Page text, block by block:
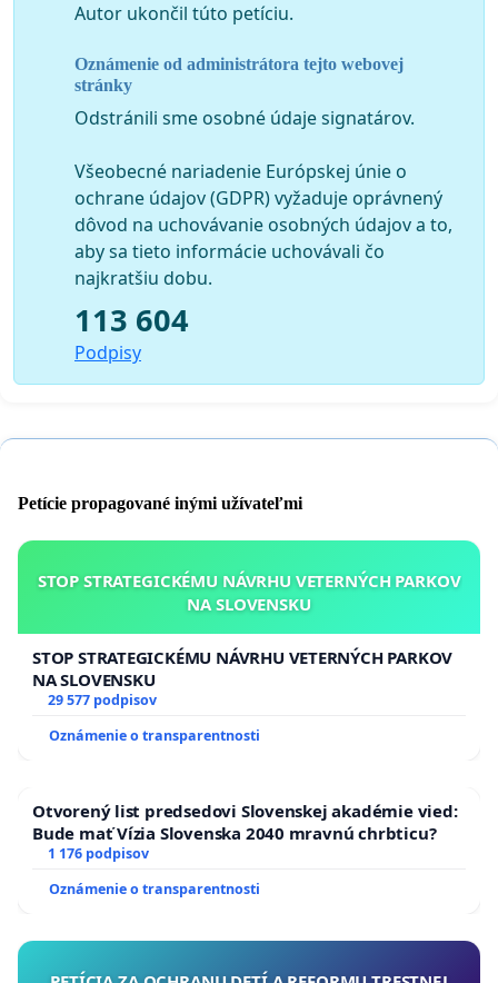
Biokoridor regionálneho významu Bk3r,
(východná časť),
Ochranné pásma vodárenských zdrojov I., II. a III.
stupňa.
Napriek uvedeným hodnotám a opatreniam sa čoraz
viac stupňuje tlak človeka na toto územie formou
rozsiahlej výstavby rekreačných zariadení a ich
infraštruktúry, zintenzívňujúcou sa cestnou premávkou
a ťažbou drevnej hmoty. A preto Vás vyzývame
o urýchlené vyriešenie veci.
Iniciátorom petície jeOZ pre Dolinu, združenie
Demänovskej doliny.
Petičný výbor:
Pavel Herich, OZ pre Dolinu, Liptovský Mikuláš
Iveta Niňajová, Asociácia prírodného turizmu, Závažná
Poruba
Karol Kaliský za občiansku iniciatívu MY SME LES
Katarína Juríková za GREENPEACE
Autor ukončil túto petíciu.
Oznámenie od administrátora tejto webovej
stránky
Odstránili sme osobné údaje signatárov.
Všeobecné nariadenie Európskej únie o
ochrane údajov (GDPR) vyžaduje oprávnený
dôvod na uchovávanie osobných údajov a to,
aby sa tieto informácie uchovávali čo
najkratšiu dobu.
113 604
Podpisy
Petície propagované inými užívateľmi
STOP STRATEGICKÉMU NÁVRHU VETERNÝCH PARKOV
NA SLOVENSKU
STOP STRATEGICKÉMU NÁVRHU VETERNÝCH PARKOV
NA SLOVENSKU
29 577 podpisov
Oznámenie o transparentnosti
Otvorený list predsedovi Slovenskej akadémie vied:
Bude mať Vízia Slovenska 2040 mravnú chrbticu?
1 176 podpisov
Oznámenie o transparentnosti